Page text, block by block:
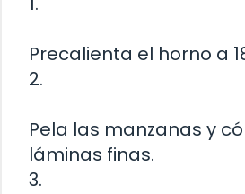
Precalienta el horno a
2.
Pela las manzanas y
láminas finas.
3.